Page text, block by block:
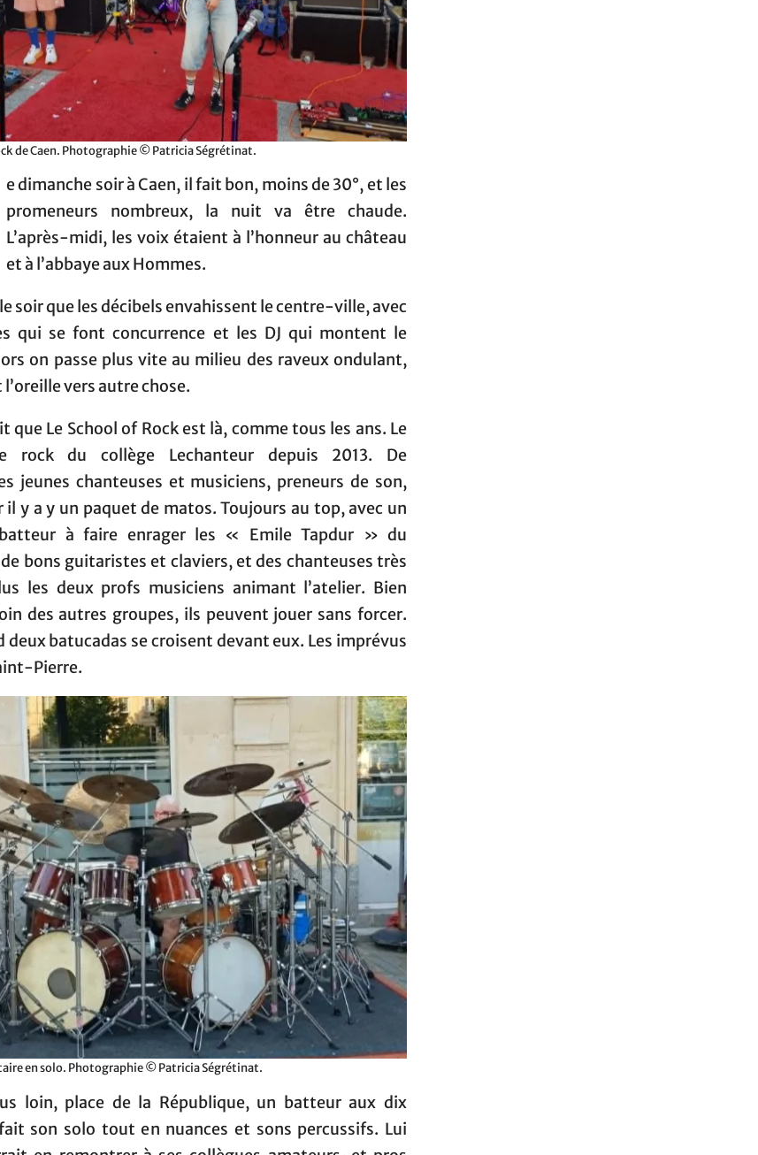
de Caen. Photographie © Patricia Ségrétinat.
e dimanche soir à Caen, il fait bon, moins de 30°, et les
promeneurs nombreux, la nuit va être chaude.
L’après-midi, les voix étaient à l’honneur au château
et à l’abbaye aux Hommes.
soir que les décibels envahissent le centre-ville, avec
qui se font concurrence et les DJ qui montent le
on passe plus vite au milieu des raveux ondulant,
vers autre chose.
que Le School of Rock est là, comme tous les ans. Le
rock du collège Lechanteur depuis 2013. De
jeunes chanteuses et musiciens, preneurs de son,
il y a y un paquet de matos. Toujours au top, avec un
à faire enrager les « Emile Tapdur » du
bons guitaristes et claviers, et des chanteuses très
les deux profs musiciens animant l’atelier. Bien
des autres groupes, ils peuvent jouer sans forcer.
deux batucadas se croisent devant eux. Les imprévus
Pierre.
en solo. Photographie © Patricia Ségrétinat.
loin, place de la République, un batteur aux dix
son solo tout en nuances et sons percussifs. Lui